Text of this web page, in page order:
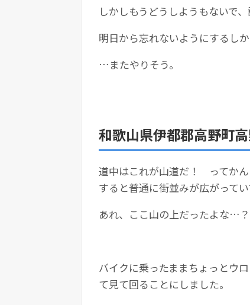
しかしもうどうしようもないで
明日から忘れないようにするしか
…またやりそう。
和歌山県伊都郡高野町
道中はこれが山道だ！ ってかん
すると普通に街並みが広がってい
あれ、ここ山の上だったよな…
バイクに乗ったままちょっとウ
て見て回ることにしました。